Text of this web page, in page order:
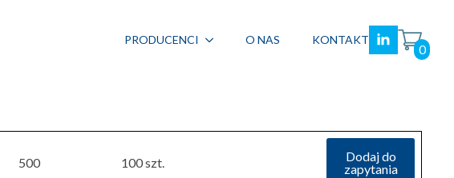
PRODUCENCI O NAS KONTAKT
0
500 100 szt.
Dodaj do
zapytania